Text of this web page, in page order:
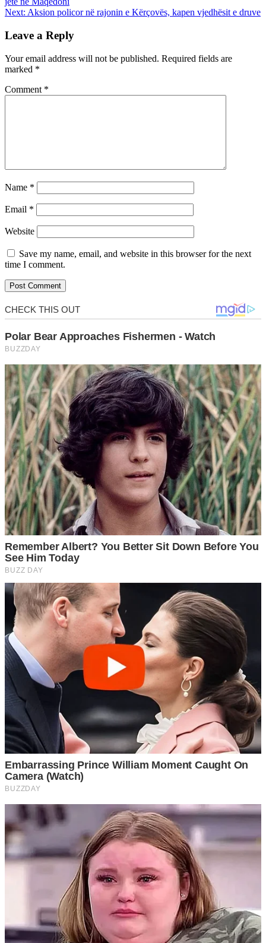
Next: Aksion policor në rajonin e Kërçovës, kapen vjedhësit e druve
Leave a Reply
Your email address will not be published. Required fields are
marked *
Comment *
Name *
Email *
Website
Save my name, email, and website in this browser for the next
time I comment.